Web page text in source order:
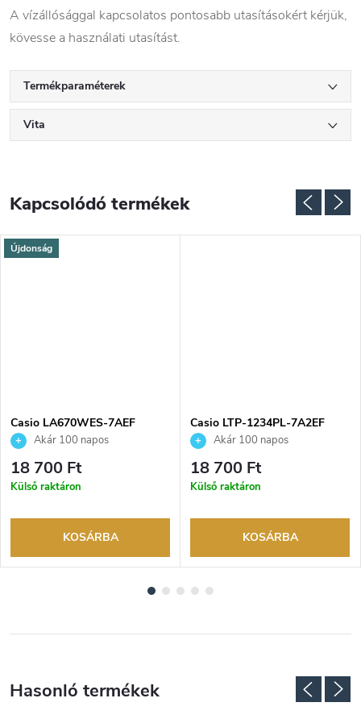
A vízállósággal kapcsolatos pontosabb utasításokért kérjük,
kövesse a használati utasítást.
Termékparaméterek
Vita
Kapcsolódó termékek
Újdonság
Casio LA670WES-7AEF
karóraAkár 100 napos
visszaküldési lehetőség. Hivatalos
márkakereskedő.
18 700 Ft
Külső raktáron
KOSÁRBA
Casio LTP-1234PL-7A2EF
karóraAkár 100 napos
visszaküldési lehetőség. Hivatalos
márkakereskedő.
18 700 Ft
Külső raktáron
KOSÁRBA